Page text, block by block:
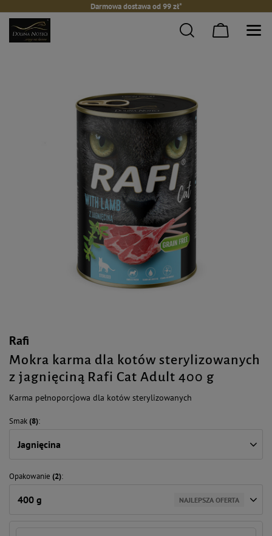
Darmowa dostawa od 99 zł*
Rafi
Mokra karma dla kotów sterylizowanych
z jagnięciną Rafi Cat Adult 400 g
Karma pełnoporcjowa dla kotów sterylizowanych
Smak(8)
Jagnięcina
Opakowanie (2)
400 g NAJLEPSZA OFERTA